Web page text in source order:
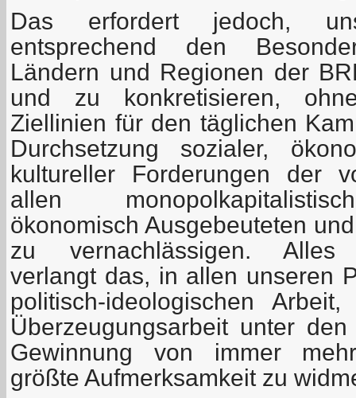
Das erfordert jedoch,
entsprechend den
Ländern und Regionen der
und zu konkretisieren,
Ziellinien für den täglichen
Durchsetzung sozialer,
kultureller Forderungen der
allen
ökonomisch Ausgebeuteten
zu vernachlässigen. Alles
verlangt das, in allen unseren
politisch-ideologischen
Überzeugungsarbeit unter
Gewinnung von immer
größte Aufmerksamkeit zu